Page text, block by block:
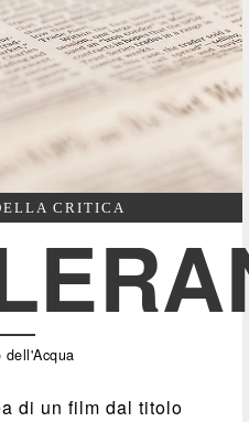
CRITICA
dell'Acqua
di un film dal titolo